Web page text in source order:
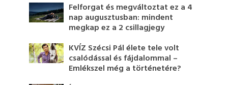
Felforgat és megváltoztat ez a 4
nap augusztusban: mindent
megkap ez a 2 csillagjegy
KVÍZ Szécsi Pál élete tele volt
csalódással és fájdalommal –
Emlékszel még a történetére?